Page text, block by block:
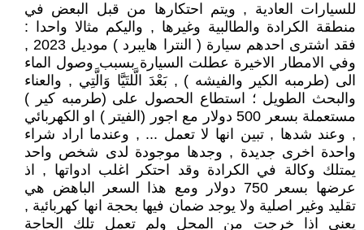
للسيارات العادية , ويتم احتكارها من قبل البعض في
منطقة الكرادة والطالبية وغيرها , واليكم مثالا واحدا :
فقد اشترى احدهم سيارة ( النترا هايبرد ) موديل 2023 ,
وفي الامطار الاخيرة عطلت السيارة بسبب وصول الماء
الى (طرمبه الكير والفيشه ) , بَعْدَ الَّلتَيَّا وَالَّتِي , والعناء
والبحث الطويل ؛ استطاع الحصول على (طرمبه كير )
مستعملة بسعر 500 دولار مع اجور (الفيتر ) او الكهربائي
, وعند شدها , تبين انها لا تعمل ... , وعندما اراد شراء
واحدة اخرى جديدة , وجدها موجودة لدى شخص واحد
يمتلك وكالة في الكرادة وقد احتكر اغلب ادواتها , اذ
عرضها بسعر 750 دولار ومع هذا السعر الباهض هي
تقليد وغير اصلية ولا يوجد ضمان فيها بحجة انها كهربائية ,
يعني اذا خرجت من المحل ولم تعمل تلك الحاجة